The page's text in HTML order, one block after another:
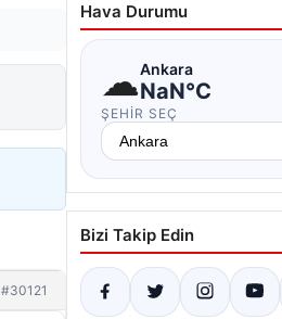
#30121
Hava Durumu
☁Ankara
NaN°C
ŞEHIR SEÇ
Bizi Takip Edin